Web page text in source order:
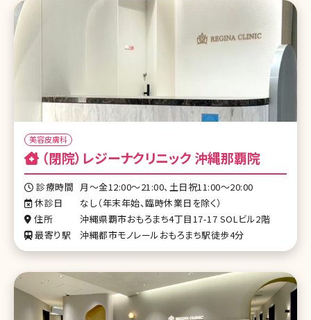
美容皮膚科
（閉院）レジーナクリニック 沖縄那覇院
診療時間 月〜金12:00〜21:00、土日祝11:00〜20:00
休診日
なし（年末年始、臨時休業日を除く）
住所
沖縄県覇市おもろまち4丁目17-17 SOLビル2階
最寄り駅
沖縄都市モノレールおもろまち駅徒歩4分